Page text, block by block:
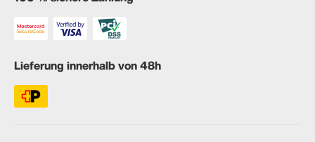
Lieferung innerhalb von 48h